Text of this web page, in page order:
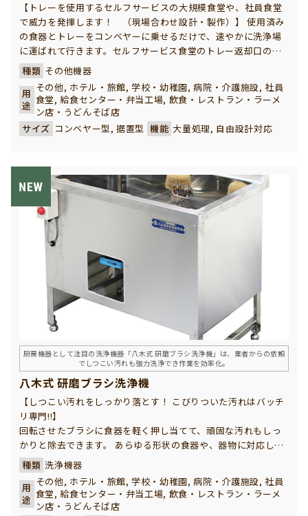
【トレーを使用するセルフサービスの大規模食堂や、社員食堂
で威力を発揮します！ （現場合わせ設計・製作）】 使用済み
の食器とトレーをコンベヤーに乗せるだけで、速やかに洗浄場
に運ばれて行きます。セルフサービス食堂のトレー返却口の混
雑を解消し、山積みされた汚れた食器で美観を損ねこともあり
ません。社員食堂、学生食堂で、ご採用いただき多数の実績を
誇っています。 八木式 食器・トレー返却コンベヤーは、厨房機
器の中でも特に業者様から高い評価をいただいているその他機
器の一つです。使用済みの食器類をスムーズに洗浄エリアへ搬
送することで、作業効率が大幅に向上。導線の混雑を解消し、
やレイアウトに応じた特注設計も可能で、社員食堂や学生食堂
など多くの厨房環境に導入実績があります。業者様の課題を解
決する、実用性と信頼性に優れた返却コンベヤーです。
種類 その他機器
用
途
その他, ホテル・旅館, 学校・幼稚園, 病院・介護施設, 社員
食堂, 給食センター・弁当工場, 飲食・レストラン・ラーメ
ン店・うどんそば店
サイズ コンベヤー型, 据置型 機能 大量処理, 自由設計対応
厨房機器として注目の洗浄機器「八木式 研磨ブラシ洗浄機」は、業者からの依頼
でしつこい汚れも強力洗浄でき作業を効率化。
八木式 研磨ブラシ洗浄機
【しつこい汚れをしっかり落とす！ こびりついた汚れはバッチ
リ専門!!】
回転させたブラシに食器を軽く押し当てて、頑固な汚れもしっ
かりと除去できます。 あらゆる形状の食器や、器物に対応し、
病院様、レストラン様、給食センター様をはじめ、あらゆる調
理場で作業軽減と省力化に役立ちます。
種類 洗浄機器
用
途
その他, ホテル・旅館, 学校・幼稚園, 病院・介護施設, 社員
食堂, 給食センター・弁当工場, 飲食・レストラン・ラーメ
ン店・うどんそば店